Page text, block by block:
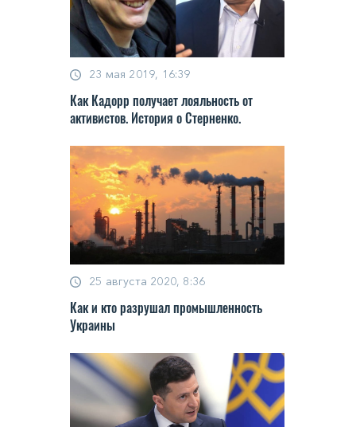
23 мая 2019, 16:39
Как Кадорр получает лояльность от
активистов. История о Стерненко.
25 августа 2020, 8:36
Как и кто разрушал промышленность
Украины